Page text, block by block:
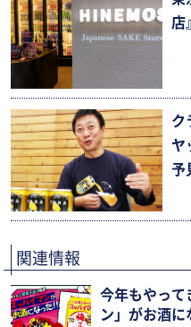
店
ク
ヤ
予
関連情報
今年もやって
ン」がお酒に